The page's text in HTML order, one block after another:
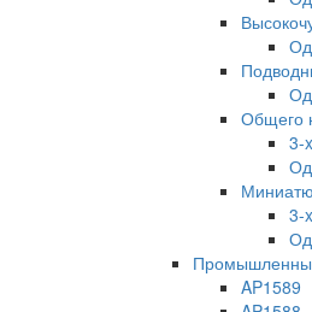
Общего
3-
3-
AP1589